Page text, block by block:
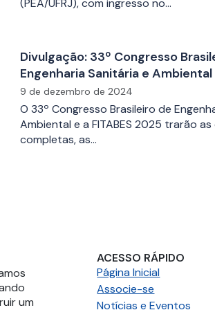
(PEA/UFRJ), com ingresso no…
Divulgação: 33º Congresso
Engenharia Sanitária e Ambiental
2025
9 de dezembro de 2024
O 33º Congresso Brasileiro de
Ambiental e a FITABES 2025 trarão
completas, as…
um
ACESSO RÁPIDO
Página Inicial
Associe-se
Notícias e Eventos